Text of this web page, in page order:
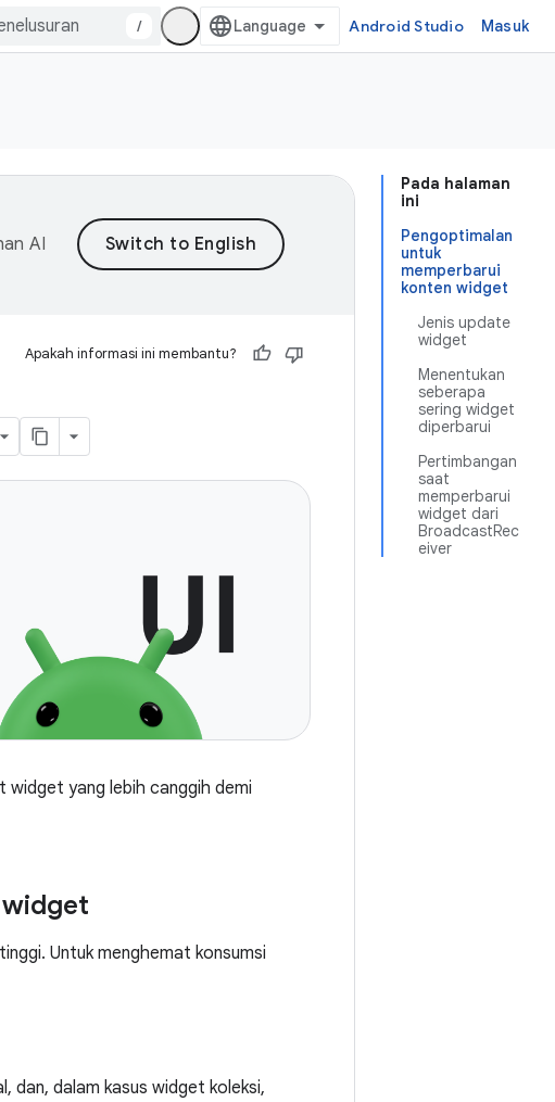
/ Android Studio Masuk
Pada halaman
ini
Pengoptimalan
untuk
memperbarui
konten widget
Jenis update
widget
Menentukan
seberapa
sering widget
diperbarui
Pertimbangan
saat
memperbarui
widget dari
BroadcastRec
eiver
AI
Apakah informasi ini membantu?
widget yang lebih canggih demi
Untuk menghemat konsumsi
dan, dalam kasus widget koleksi,